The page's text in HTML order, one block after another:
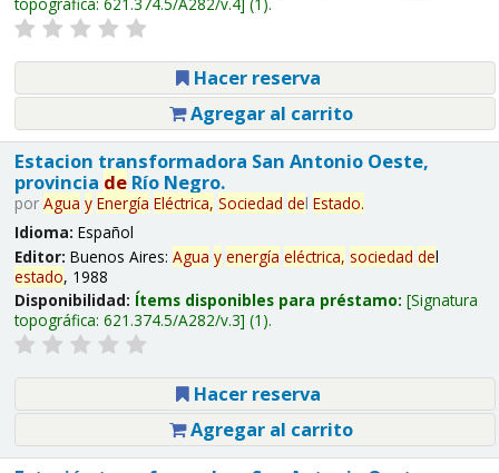
Hacer reserva
Agregar al carrito
Estacion transformadora San Antonio Oeste,
provincia deRío Negro.
por Agua y Energía Eléctrica, Sociedad del Estado.
Idioma: Español
Editor: Buenos Aires: Agua y energía eléctrica, sociedad del
estado, 1988
Disponibilidad: Ítems disponibles para préstamo: Signatura
topográfica: 621.374.5/A282/v.3 (1).
Hacer reserva
Agregar al carrito